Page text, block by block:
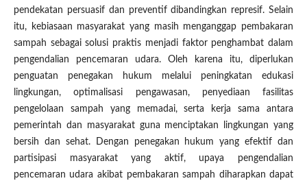
pendekatan persuasif dan preventif dibandingkan represif. Selain
itu, kebiasaan masyarakat yang masih menganggap pembakaran
sampah sebagai solusi praktis menjadi faktor penghambat dalam
pengendalian pencemaran udara. Oleh karena itu, diperlukan
penguatan penegakan hukum melalui peningkatan edukasi
lingkungan, optimalisasi pengawasan, penyediaan fasilitas
pengelolaan sampah yang memadai, serta kerja sama antara
pemerintah dan masyarakat guna menciptakan lingkungan yang
bersih dan sehat. Dengan penegakan hukum yang efektif dan
partisipasi masyarakat yang aktif, upaya pengendalian
pencemaran udara akibat pembakaran sampah diharapkan dapat